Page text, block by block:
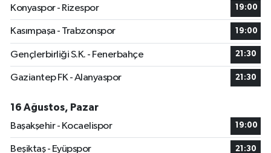
Konyaspor - Rizespor
19:00
Kasımpaşa - Trabzonspor 19:00
Gençlerbirliği S.K. - Fenerbahçe 21:30
Gaziantep FK - Alanyaspor 21:30
16 Ağustos, Pazar
Başakşehir - Kocaelispor
19:00
Beşiktaş - Eyüpspor 21:30